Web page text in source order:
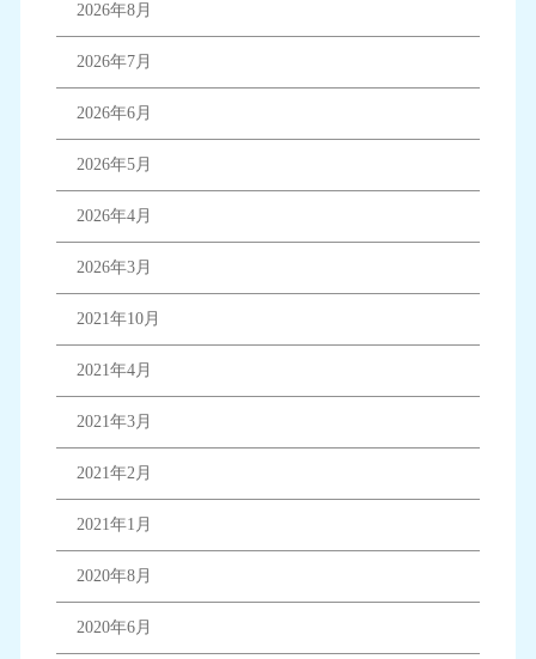
2026年8月
2026年7月
2026年6月
2026年5月
2026年4月
2026年3月
2021年10月
2021年4月
2021年3月
2021年2月
2021年1月
2020年8月
2020年6月